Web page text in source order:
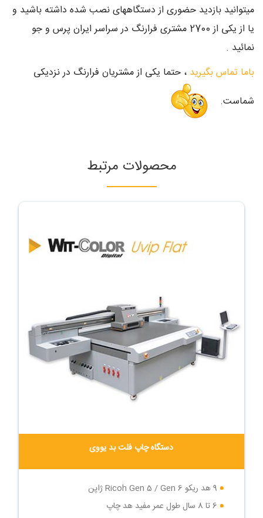
میتوانید بازدید حضوری از دستگاههای نصب شده داشته باشید و
یا از یکی از 2700 مشتری فرارنگ در سراسر ایران پرس و جو
نمائید .
باما تماس بگیرید ، حتما یکی از مشتریان فرارنگ در نزدیکی
شماست.
محصولات مرتبط
دستگاه چاپ فلت بد یووی
9 هد ریکو Ricoh Gen 5 / Gen 6 ژاپن
6 تا 8 سال طول عمر مفید هد چاپ